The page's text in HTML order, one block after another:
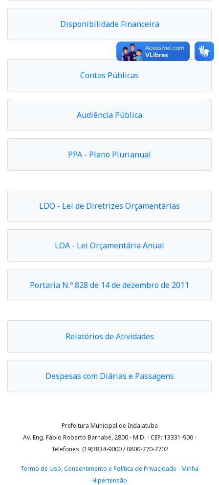
Disponibilidade Financeira
Contas Públicas
Audiência Pública
PPA - Plano Plurianual
LDO - Lei de Diretrizes Orçamentárias
LOA - Lei Orçamentária Anual
Portaria N.º 828 de 14 de dezembro de 2011
Relatórios de Atividades
Despesas com Diárias e Passagens
Prefeitura Municipal de Indaiatuba
Av. Eng. Fábio Roberto Barnabé, 2800 - M.D. - CEP: 13331-900 -
Telefones: (19)3834-9000 / 0800-770-7702
Termo de Uso, Consentimento e Política de Privacidade - Minha
Hipertensão